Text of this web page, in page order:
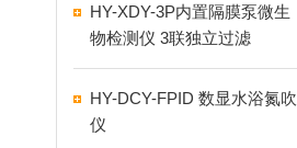
HY-XDY-3P内置隔膜泵微生
物检测仪 3联独立过滤
HY-DCY-FPID 数显水浴氮吹
仪